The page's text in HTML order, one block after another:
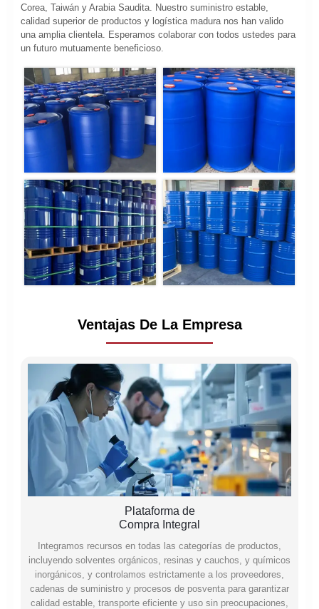
Corea, Taiwán y Arabia Saudita. Nuestro suministro estable,
calidad superior de productos y logística madura nos han valido
una amplia clientela. Esperamos colaborar con todos ustedes para
un futuro mutuamente beneficioso.
Ventajas De La Empresa
Plataforma de
Compra Integral
Integramos recursos en todas las categorías de productos,
incluyendo solventes orgánicos, resinas y cauchos, y químicos
inorgánicos, y controlamos estrictamente a los proveedores,
cadenas de suministro y procesos de posventa para garantizar
calidad estable, transporte eficiente y uso sin preocupaciones,